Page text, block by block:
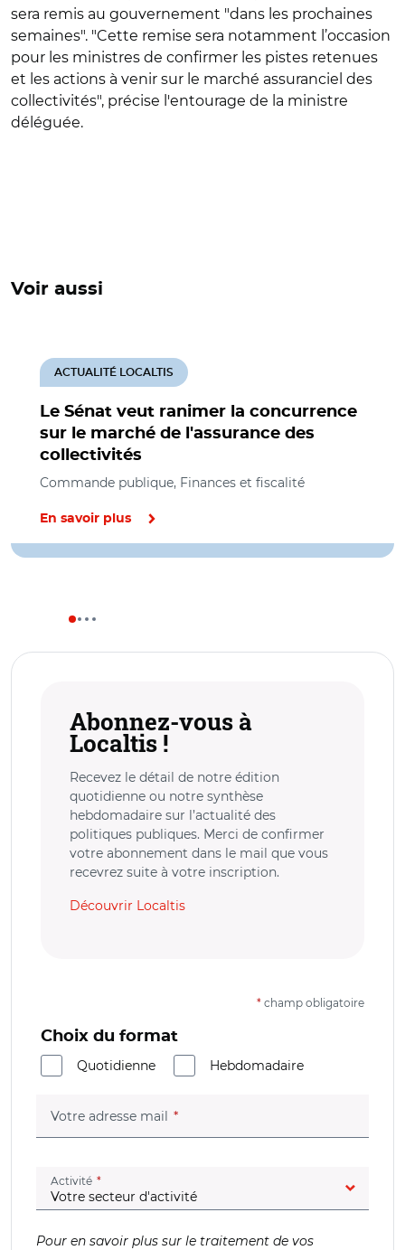
sera remis au gouvernement "dans les prochaines
semaines". "Cette remise sera notamment l’occasion
pour les ministres de confirmer les pistes retenues
et les actions à venir sur le marché assuranciel des
collectivités", précise l'entourage de la ministre
déléguée.
Voir aussi
Le Sénat veut ranimer la concurrence
sur le marché de l'assurance des
collectivités
ACTUALITÉ LOCALTIS
Commande publique, Finances et fiscalité
En savoir plus
Abonnez-vous à
Localtis !
Recevez le détail de notre édition
quotidienne ou notre synthèse
hebdomadaire sur l’actualité des
politiques publiques. Merci de confirmer
votre abonnement dans le mail que vous
recevrez suite à votre inscription.
Découvrir Localtis
* champ obligatoire
Choix du format
Quotidienne
Hebdomadaire
Votre adresse mail (champ obligatoire)
Activité (champ obligatoire)
Pour en savoir plus sur le traitement de vos